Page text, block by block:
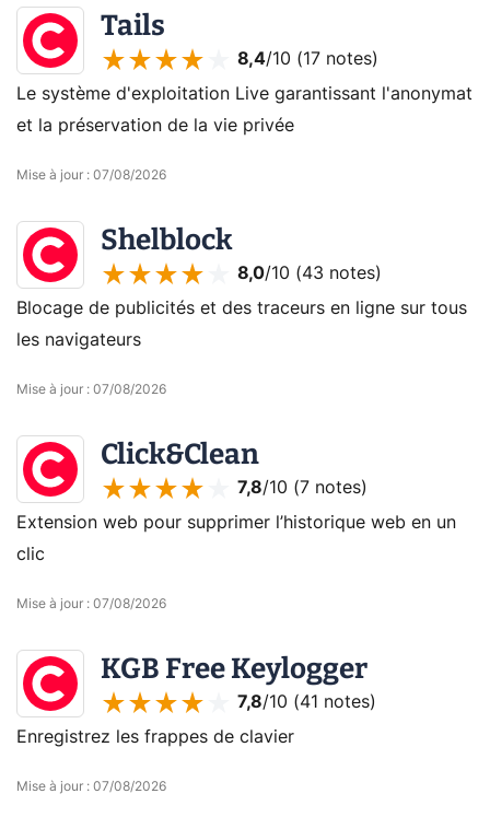
Tails
8,4/10 (17 notes)
Le système d'exploitation Live garantissant l'anonymat
et la préservation de la vie privée
Mise à jour : 07/08/2026
Shelblock
8,0/10 (43 notes)
Blocage de publicités et des traceurs en ligne sur tous
les navigateurs
Mise à jour : 07/08/2026
Click&Clean
7,8/10 (7 notes)
Extension web pour supprimer l’historique web en un
clic
Mise à jour : 07/08/2026
KGB Free Keylogger
7,8/10 (41 notes)
Enregistrez les frappes de clavier
Mise à jour : 07/08/2026